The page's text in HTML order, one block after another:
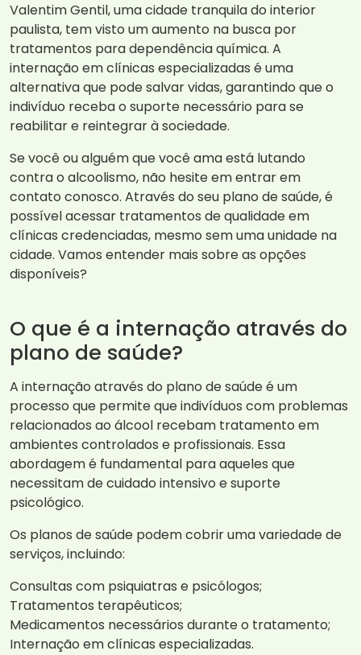
Valentim Gentil, uma cidade tranquila do interior
paulista, tem visto um aumento na busca por
tratamentos para dependência química. A
internação em clínicas especializadas é uma
alternativa que pode salvar vidas, garantindo que o
indivíduo receba o suporte necessário para se
reabilitar e reintegrar à sociedade.
Se você ou alguém que você ama está lutando
contra o alcoolismo, não hesite em entrar em
contato conosco. Através do seu plano de saúde, é
possível acessar tratamentos de qualidade em
clínicas credenciadas, mesmo sem uma unidade na
cidade. Vamos entender mais sobre as opções
disponíveis?
O que é a internação através do
plano de saúde?
A internação através do plano de saúde é um
processo que permite que indivíduos com problemas
relacionados ao álcool recebam tratamento em
ambientes controlados e profissionais. Essa
abordagem é fundamental para aqueles que
necessitam de cuidado intensivo e suporte
psicológico.
Os planos de saúde podem cobrir uma variedade de
serviços, incluindo:
Consultas com psiquiatras e psicólogos;
Tratamentos terapêuticos;
Medicamentos necessários durante o tratamento;
Internação em clínicas especializadas.